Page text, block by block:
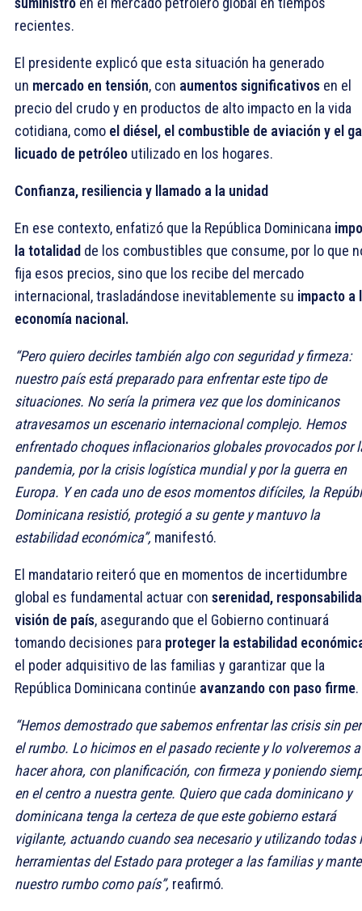
recientes.
El presidente explicó que esta situación ha generado
un mercado en tensión, con aumentos significativos en el
precio del crudo y en productos de alto impacto en la vida
cotidiana, como el diésel, el combustible de aviación y el
licuado de petróleo utilizado en los hogares.
Confianza, resiliencia y llamado a la unidad
En ese contexto, enfatizó que la República Dominicana
la totalidad de los combustibles que consume, por lo que
fija esos precios, sino que los recibe del mercado
internacional, trasladándose inevitablemente su impacto a
economía nacional.
“Pero quiero decirles también algo con seguridad y firmeza:
nuestro país está preparado para enfrentar este tipo de
situaciones. No sería la primera vez que los dominicanos
atravesamos un escenario internacional complejo. Hemos
enfrentado choques inflacionarios globales provocados por
pandemia, por la crisis logística mundial y por la guerra en
Europa. Y en cada uno de esos momentos difíciles, la
Dominicana resistió, protegió a su gente y mantuvo la
estabilidad económica”, manifestó.
El mandatario reiteró que en momentos de incertidumbre
global es fundamental actuar con serenidad,
visión de país, asegurando que el Gobierno continuará
tomando decisiones para proteger la estabilidad
el poder adquisitivo de las familias y garantizar que la
República Dominicana continúe avanzando con paso firme.
“Hemos demostrado que sabemos enfrentar las crisis sin
el rumbo. Lo hicimos en el pasado reciente y lo volveremos a
hacer ahora, con planificación, con firmeza y poniendo
en el centro a nuestra gente. Quiero que cada dominicano y
dominicana tenga la certeza de que este gobierno estará
vigilante, actuando cuando sea necesario y utilizando todas
herramientas del Estado para proteger a las familias y
nuestro rumbo como país”, reafirmó.